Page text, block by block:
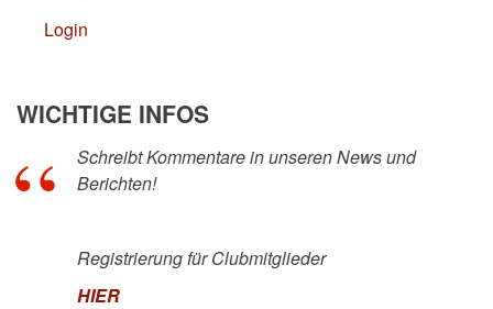
Login
WICHTIGE INFOS
Schreibt Kommentare in unseren News und
Berichten!
Registrierung für Clubmitglieder
HIER